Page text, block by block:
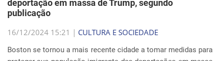
deportação em massa de Trump, segundo
publicação
16/12/2024 15:21 | CULTURA E SOCIEDADE
Boston se tornou a mais recente cidade a tomar medidas para